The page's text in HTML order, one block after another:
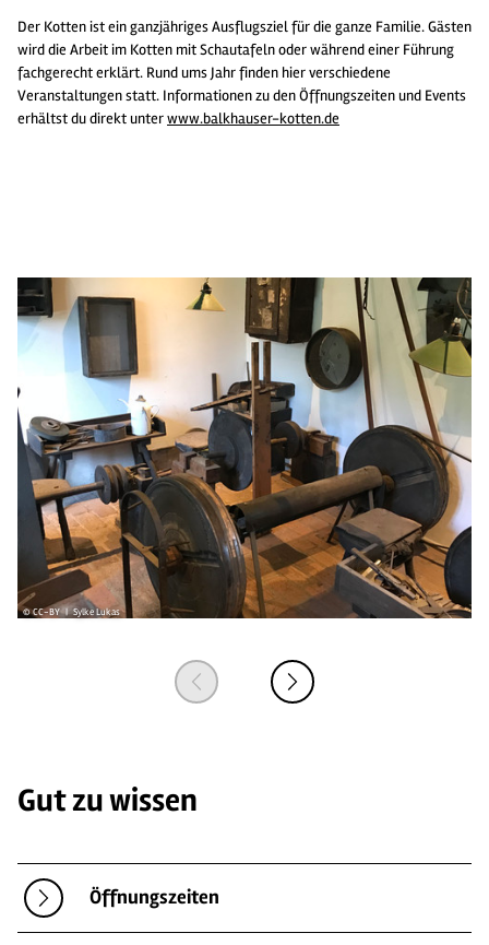
Der Kotten ist ein ganzjähriges Ausflugsziel für die ganze Familie. Gästen
wird die Arbeit im Kotten mit Schautafeln oder während einer Führung
fachgerecht erklärt. Rund ums Jahr finden hier verschiedene
Veranstaltungen statt. Informationen zu den Öffnungszeiten und Events
erhältst du direkt unterwww.balkhauser-kotten.de
© CC-BY | Sylke Lukas
Gut zu wissen
Öffnungszeiten